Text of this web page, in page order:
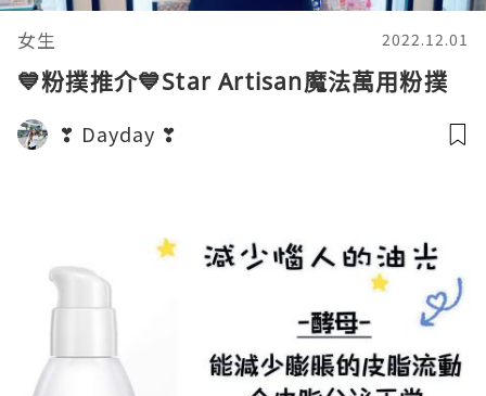
女生 2022.12.01
💙粉撲推介💙Star Artisan魔法萬用粉撲
❣ Dayday ❣